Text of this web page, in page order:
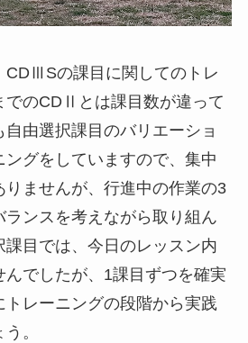
CDⅢSの課目に関してのトレ
でのCDⅡとは課目数が違って
由選択課目のバリエーショ
ングをしていますので、集中
りませんが、行進中の作業の3
ンスを考えながら取り組ん
課目では、今日のレッスン内
んでしたが、1課目ずつを確実
トレーニングの段階から実践
。